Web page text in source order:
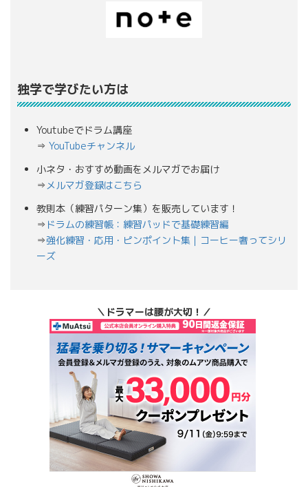
独学で学びたい方は
Youtubeでドラム講座
⇒ YouTubeチャンネル
小ネタ・おすすめ動画をメルマガでお届け
⇒メルマガ登録はこちら
教則本（練習パターン集）を販売しています！
⇒ ドラムの練習帳：練習パッドで基礎練習編
⇒強化練習・応用・ピンポイント集｜コーヒー奢ってシリ
ーズ
＼ドラマーは腰が大切！／